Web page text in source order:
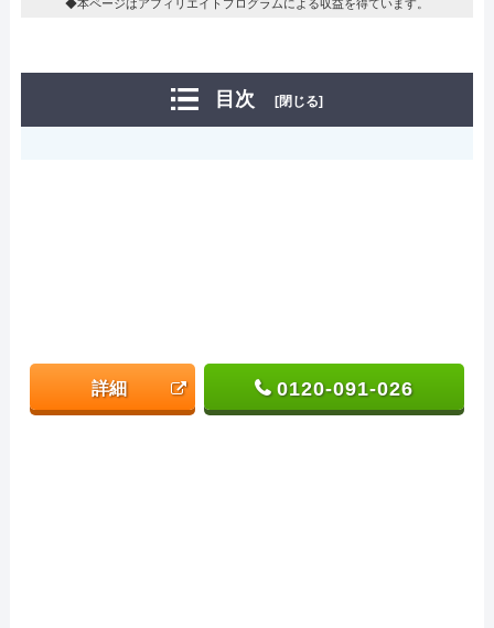
◆本ページはアフィリエイトプログラムによる収益を得ています。
目次 [閉じる]
詳細 0120-091-026